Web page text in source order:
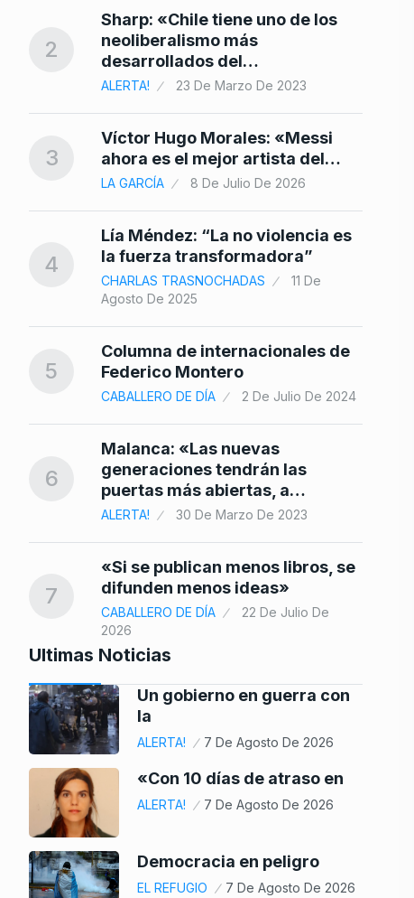
2
Sharp: «Chile tiene uno de los
neoliberalismo más
desarrollados del…
ALERTA! 23 De Marzo De 2023
3
Víctor Hugo Morales: «Messi
ahora es el mejor artista del…
LA GARCÍA 8 De Julio De 2026
4
Lía Méndez: “La no violencia es
la fuerza transformadora”
CHARLAS TRASNOCHADAS
11 De
Agosto De 2025
5
Columna de internacionales de
Federico Montero
CABALLERO DE DÍA 2 De Julio De 2024
6
Malanca: «Las nuevas
generaciones tendrán las
puertas más abiertas, a…
ALERTA! 30 De Marzo De 2023
7
«Si se publican menos libros, se
difunden menos ideas»
CABALLERO DE DÍA
22 De Julio De
2026
Ultimas Noticias
Un gobierno en guerra con
la
ALERTA! 7 De Agosto De 2026
«Con 10 días de atraso en
ALERTA! 7 De Agosto De 2026
Democracia en peligro
EL REFUGIO 7 De Agosto De 2026